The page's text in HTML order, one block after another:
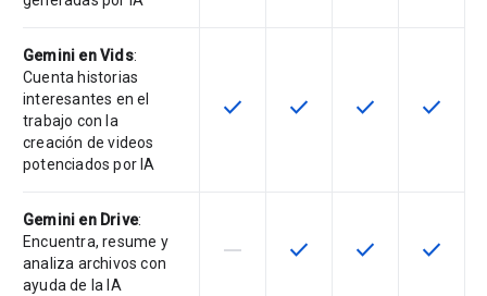
Gemini en Vids:
Cuenta historias
interesantes en el
trabajo con la
creación de videos
potenciados por IA
Esta función está disponible en
check Esta función está
check Esta función
check Esta
check
Gemini en Drive:
Encuentra, resume y
analiza archivos con
ayuda de la IA
Esta función no está disponible en
horizontal_rule Esta función está
check Esta función
check Esta
check